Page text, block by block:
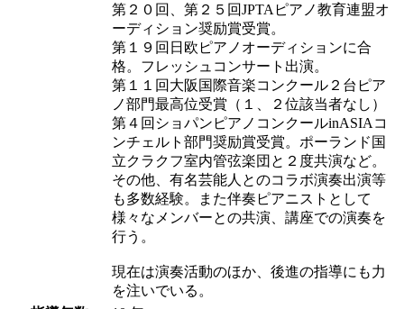
第２０回、第２５回JPTAピアノ教育連盟オ
ーディション奨励賞受賞。
第１９回日欧ピアノオーディションに合
格。フレッシュコンサート出演。
第１１回大阪国際音楽コンクール２台ピア
ノ部門最高位受賞（１、２位該当者なし）
第４回ショパンピアノコンクールinASIAコ
ンチェルト部門奨励賞受賞。ポーランド国
立クラクフ室内管弦楽団と２度共演など。
その他、有名芸能人とのコラボ演奏出演等
も多数経験。また伴奏ピアニストとして
様々なメンバーとの共演、講座での演奏を
行う。
現在は演奏活動のほか、後進の指導にも力
を注いでいる。